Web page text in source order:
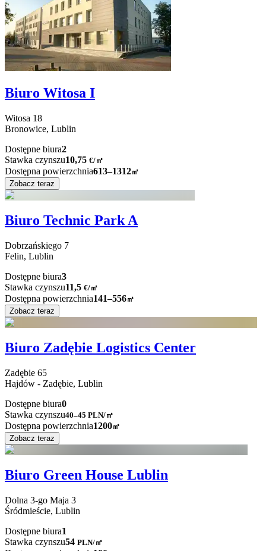
Biuro Witosa I
Witosa 18
Bronowice, Lublin
Dostępne biura2
Stawka czynszu10,75 €/㎡
Dostępna powierzchnia613–1312㎡
Zobacz teraz
Biuro Technic Park A
Dobrzańskiego 7
Felin, Lublin
Dostępne biura3
Stawka czynszu11,5 €/㎡
Dostępna powierzchnia141–556㎡
Zobacz teraz
Biuro Zadębie Logistics Center
Zadębie 65
Hajdów - Zadębie, Lublin
Dostępne biura0
Stawka czynszu40–45 PLN/㎡
Dostępna powierzchnia1200㎡
Zobacz teraz
Biuro Green House Lublin
Dolna 3-go Maja 3
Śródmieście, Lublin
Dostępne biura1
Stawka czynszu54 PLN/㎡